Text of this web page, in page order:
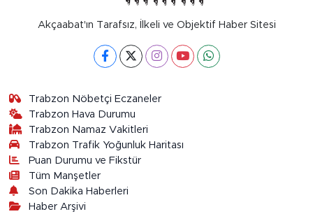
Akçaabat'ın Tarafsız, İlkeli ve Objektif Haber Sitesi
Trabzon Nöbetçi Eczaneler
Trabzon Hava Durumu
Trabzon Namaz Vakitleri
Trabzon Trafik Yoğunluk Haritası
Puan Durumu ve Fikstür
Tüm Manşetler
Son Dakika Haberleri
Haber Arşivi